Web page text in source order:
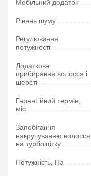
Мобільний додаток
Рівень шуму
Регулювання
потужності
Додаткове
прибирання волосся і
шерсті
Гарантійний термін,
міс.
Запобігання
накручуванню волосся
на турбощітку
Потужність, Па